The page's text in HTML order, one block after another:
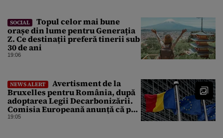
SOCIAL
Topul celor mai bune
orașe din lume pentru Generația
Z. Ce destinații preferă tinerii sub
30 de ani
19:06
NEWS ALERT
Avertisment de la
Bruxelles pentru România, după
adoptarea Legii Decarbonizării.
Comisia Europeană anunță că pot
fi „consecințe financiare”
19:05